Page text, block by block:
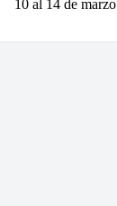
10 al 14 de marzo